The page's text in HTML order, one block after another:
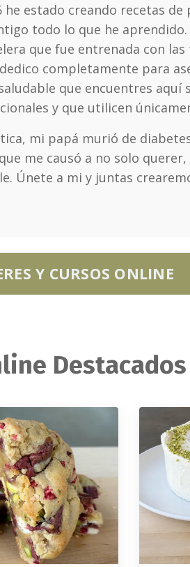
he estado creando recetas
todo lo que he
que fue entrenada con
completamente para
que encuentres aquí
y que utilicen
mi papá murió de
me causó a no solo
Únete a mi y juntas
Y CURSOS ONLINE
Destacados